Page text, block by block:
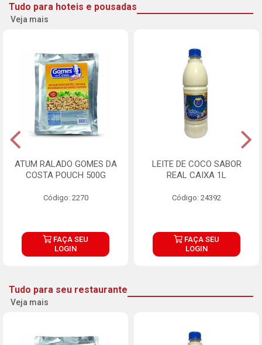
Tudo para hoteis e pousadas
Veja mais
ATUM RALADO GOMES DA
COSTA POUCH 500G
Código: 2270
FAÇA SEU
LOGIN
LEITE DE COCO SABOR
REAL CAIXA 1L
Código: 24392
FAÇA SEU
LOGIN
Tudo para seu restaurante
Veja mais